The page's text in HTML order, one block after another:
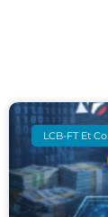
LCB-FT Et